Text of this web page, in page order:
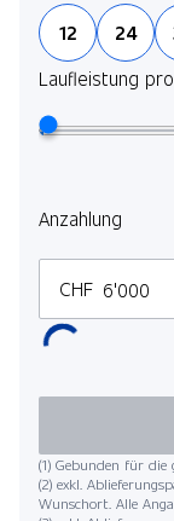
12 24
Laufleistung
Anzahlung
CHF
(1) Gebunden für die
(2) exkl.
Wunschort. Alle